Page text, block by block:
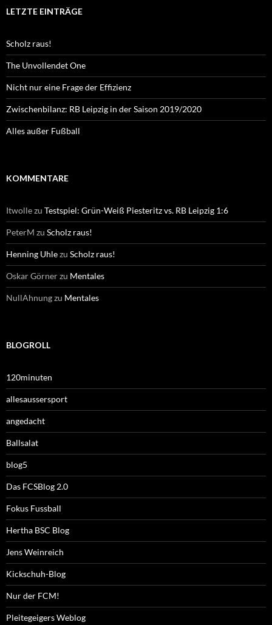
LETZTE EINTRÄGE
Scholz raus!
The Unvollendet One
Nicht nur eine Frage der Effizienz
Zwischenbilanz: RB Leipzig in der Saison 2019/2020
Alles außer Fußball
KOMMENTARE
Itwollezu Testspiel: Grün-Weiß Piesteritz vs. RB Leipzig 1:6
PeterM zu Scholz raus!
Henning Uhlezu Scholz raus!
Oskar Görnerzu Mentales
NullAhnungzu Mentales
BLOGROLL
120minuten
allesaussersport
angedacht
Ballsalat
blog5
Das FCSBlog 2.0
Fokus Fussball
Hertha BSC Blog
Jens Weinreich
Kickschuh-Blog
Nur der FCM!
Pleitegeigers Weblog